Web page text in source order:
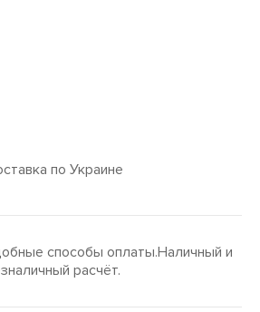
по Украине
способы оплаты.Наличный и
расчёт.